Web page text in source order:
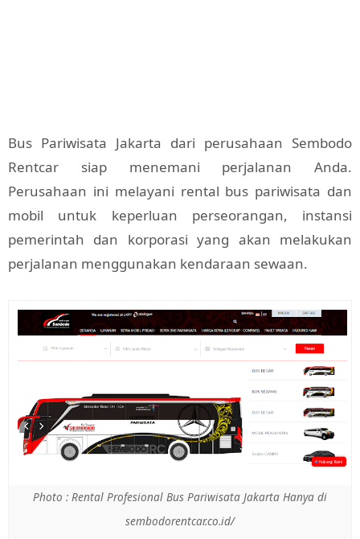
Bus Pariwisata Jakarta dari perusahaan Sembodo
Rentcar siap menemani perjalanan Anda.
Perusahaan ini melayani rental bus pariwisata dan
mobil untuk keperluan perseorangan, instansi
pemerintah dan korporasi yang akan melakukan
perjalanan menggunakan kendaraan sewaan.
Photo : Rental Profesional Bus Pariwisata Jakarta Hanya di
sembodorentcar.co.id/